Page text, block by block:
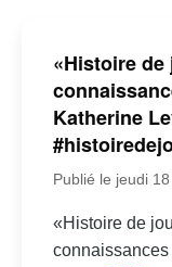
«Histoire de
Katherine
Publié le jeudi
«Histoire de